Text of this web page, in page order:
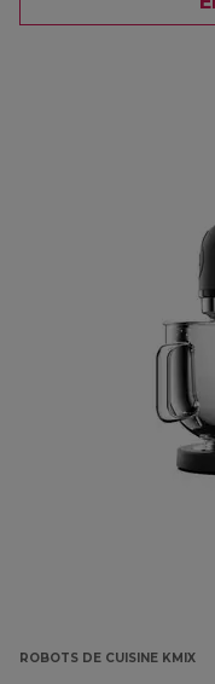
ROBOTS DE CUISINE KMIX